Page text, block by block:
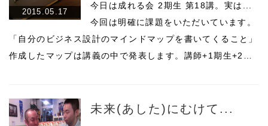
2015.05.17
今日は成れる会 2期生 第18講。実は...
今回は明確に課題をいただいています。
「自分のビジネス設計のマインドマップを書いてくること」
作成したマップは講義の中で発表します。講師+1期生+2…
未来(あした)にむけて...